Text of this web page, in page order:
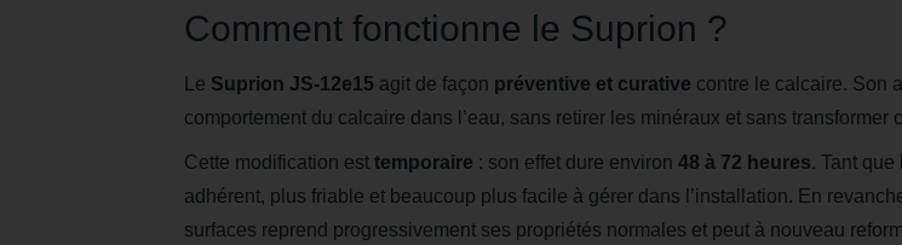
Comment fonctionne le Suprion ?
Le Suprion JS-12e15 agit de façon préventive et curative contre le calcaire. Son
comportement du calcaire dans l’eau, sans retirer les minéraux et sans transformer
Cette modification est temporaire : son effet dure environ 48 à 72 heures. Tant
adhérent, plus friable et beaucoup plus facile à gérer dans l’installation. En
surfaces reprend progressivement ses propriétés normales et peut à nouveau